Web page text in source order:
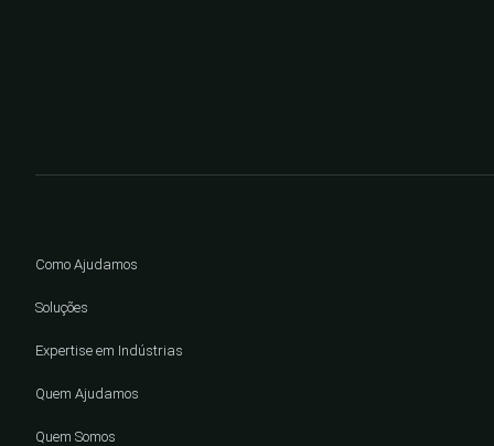
Como Ajudamos
Soluções
Expertise em Indústrias
Quem Ajudamos
Quem Somos